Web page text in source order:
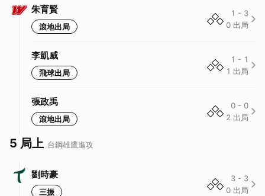
朱育賢
滾地出局
1 - 3
0 出局
李凱威
飛球出局
1 - 1
1 出局
張政禹
滾地出局
0 - 0
2 出局
5 局上 台鋼雄鷹進攻
劉時豪
三振
3 - 3
0 出局